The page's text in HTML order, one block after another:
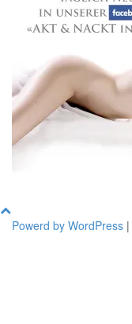
Powerd by WordPress |